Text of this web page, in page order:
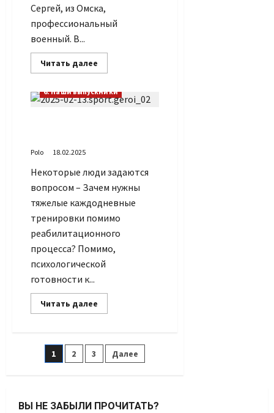
Сергей, из Омска,
профессиональный
военный. В...
Читать далее
больше
выпускник
Сергей
6. Наши выпускники
Polo 18.02.2025
Некоторые люди задаются
вопросом – Зачем нужны
тяжелые каждодневные
тренировки помимо
реабилитационного
процесса? Помимо,
психологической
готовности к...
Читать далее
больше
нашего
времени
Пагинация
1 2 3 Далее
ВЫ НЕ ЗАБЫЛИ ПРОЧИТАТЬ?